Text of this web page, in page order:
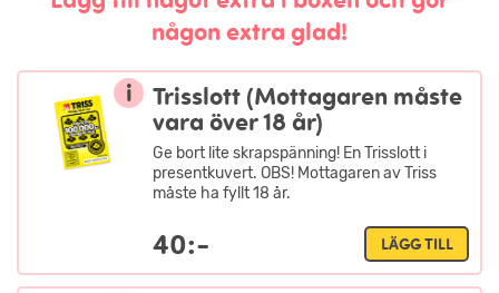
någon extra glad!
i
Trisslott (Mottagaren måste
vara över 18 år)
Ge bort lite skrapspänning! En Trisslott i
presentkuvert. OBS! Mottagaren av Triss
måste ha fyllt 18 år.
40:- LÄGG TILL